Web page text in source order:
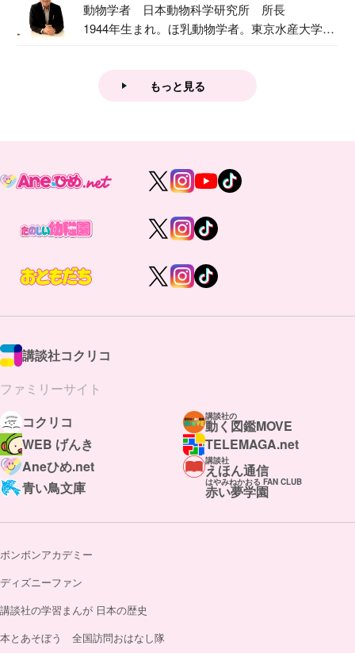
動物学者 日本動物科学研究所 所長
1944年生まれ。ほ乳動物学者。東京水産大学卒
もっと見る
講談社コクリコ
ファミリーサイト
コクリコ
講談社の
動く図鑑MOVE
WEB げんき
TELEMAGA.net
Aneひめ.net
講談社
えほん通信
青い鳥文庫
はやみねかおる FAN CLUB
赤い夢学園
ボンボンアカデミー
ディズニーファン
講談社の学習まんが 日本の歴史
本とあそぼう 全国訪問おはなし隊